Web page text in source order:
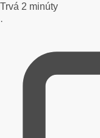
Trvá 2 minúty
·